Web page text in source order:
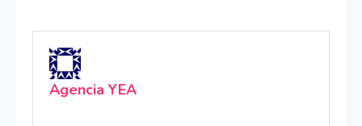
Agencia YEA